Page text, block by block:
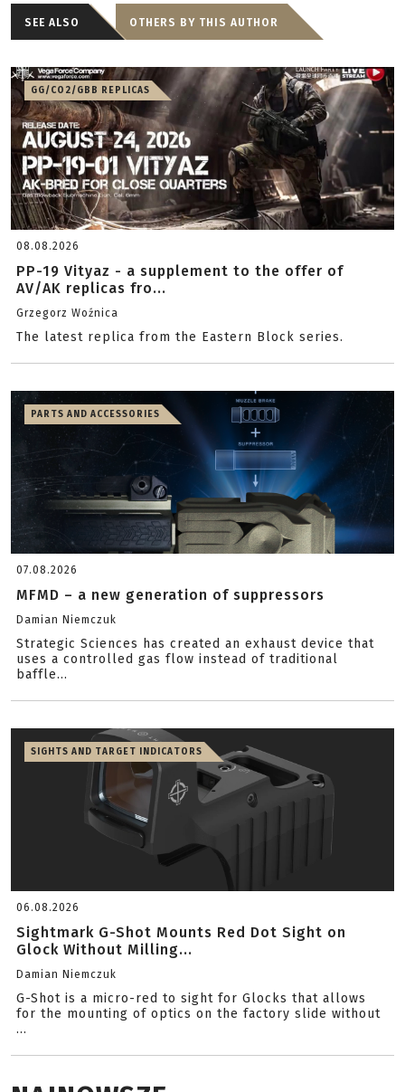
SEE ALSO OTHERS BY THIS AUTHOR
GG/CO2/GBB REPLICAS
08.08.2026
PP-19 Vityaz - a supplement to the offer of
AV/AK replicas fro...
Grzegorz Woźnica
The latest replica from the Eastern Block series.
PARTS AND ACCESSORIES
07.08.2026
MFMD – a new generation of suppressors
Damian Niemczuk
Strategic Sciences has created an exhaust device that
uses a controlled gas flow instead of traditional
baffle...
SIGHTS AND TARGET INDICATORS
06.08.2026
Sightmark G-Shot Mounts Red Dot Sight on
Glock Without Milling...
Damian Niemczuk
G-Shot is a micro-red to sight for Glocks that allows
for the mounting of optics on the factory slide without
...